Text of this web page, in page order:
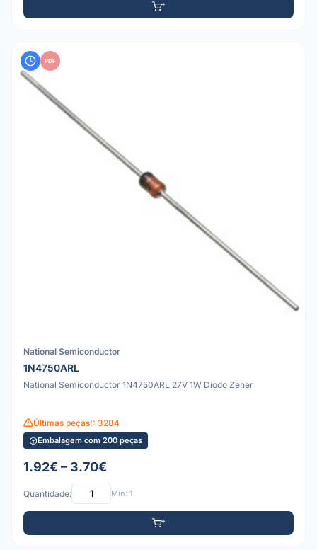
PDF
National Semiconductor
1N4750ARL
National Semiconductor 1N4750ARL 27V 1W Díodo Zener
Últimas peças!: 3284
Embalagem com 200 peças
1.92€ – 3.70€
Quantidade: Mín: 1